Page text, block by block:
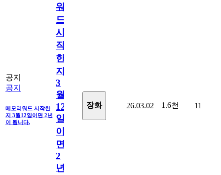
공지
공지
메모리워드 시작한
지 3월12일이면 2년
이 됩니다.
워
드
시
작
한
지
3
월
12
일
이
면
2
년
장화 26.03.02 1.6천 11